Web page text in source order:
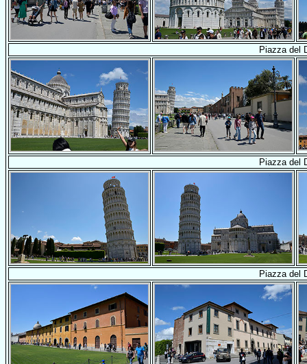
Piazza del
Piazza del
Piazza del